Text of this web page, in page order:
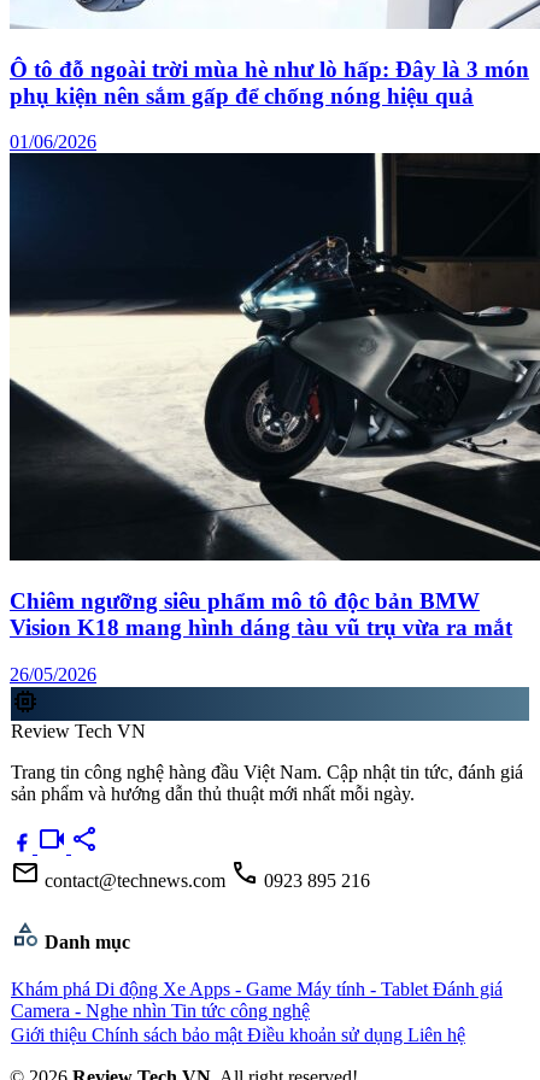
Ô tô đỗ ngoài trời mùa hè như lò hấp: Đây là 3 món
phụ kiện nên sắm gấp để chống nóng hiệu quả
01/06/2026
Chiêm ngưỡng siêu phẩm mô tô độc bản BMW
Vision K18 mang hình dáng tàu vũ trụ vừa ra mắt
26/05/2026
memory
Review Tech VN
Trang tin công nghệ hàng đầu Việt Nam. Cập nhật tin tức, đánh giá
sản phẩm và hướng dẫn thủ thuật mới nhất mỗi ngày.
videocam share
mail contact@technews.com call 0923 895 216
category Danh mục
Khám phá Di động Xe Apps - Game Máy tính - Tablet Đánh giá
Camera - Nghe nhìn Tin tức công nghệ
Giới thiệu Chính sách bảo mật Điều khoản sử dụng Liên hệ